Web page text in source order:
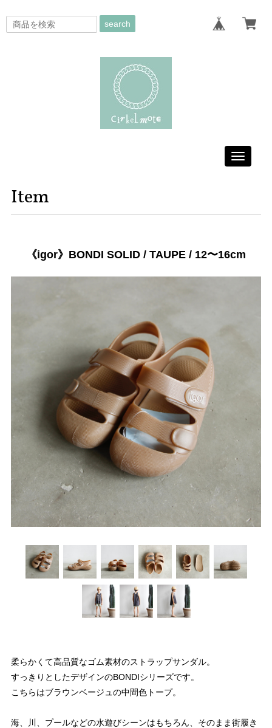
search
Toggle
Item
《igor》BONDI SOLID / TAUPE / 12〜16cm
柔らかくて高品質なゴム素材のストラップサンダル。
すっきりとしたデザインのBONDIシリーズです。
こちらはブラウンベージュの中間色トープ。
海、川、プールなどの水遊びシーンはもちろん、そのまま街履き